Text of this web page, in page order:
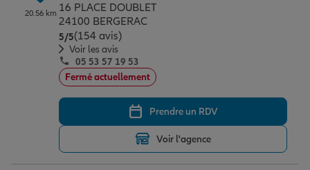
20.56 km 16 PLACE DOUBLET
24100 BERGERAC
5/5Note de 5 sur 5
(154 avis)
Voir les avis
05 53 57 19 53
Fermé actuellement
Prendre un RDV
Voir l'agence